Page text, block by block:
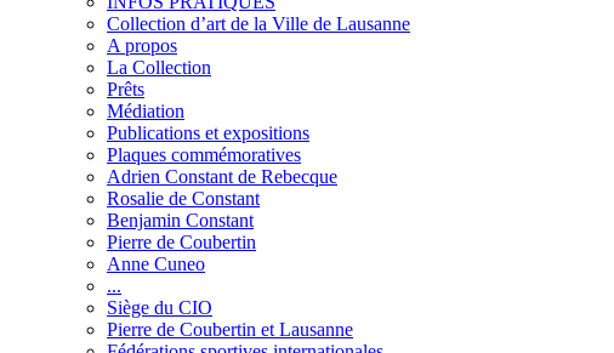
Collection d’art de la Ville de Lausanne
A propos
La Collection
Prêts
Médiation
Publications et expositions
Plaques commémoratives
Adrien Constant de Rebecque
Rosalie de Constant
Benjamin Constant
Pierre de Coubertin
Anne Cuneo
...
Siège du CIO
Pierre de Coubertin et Lausanne